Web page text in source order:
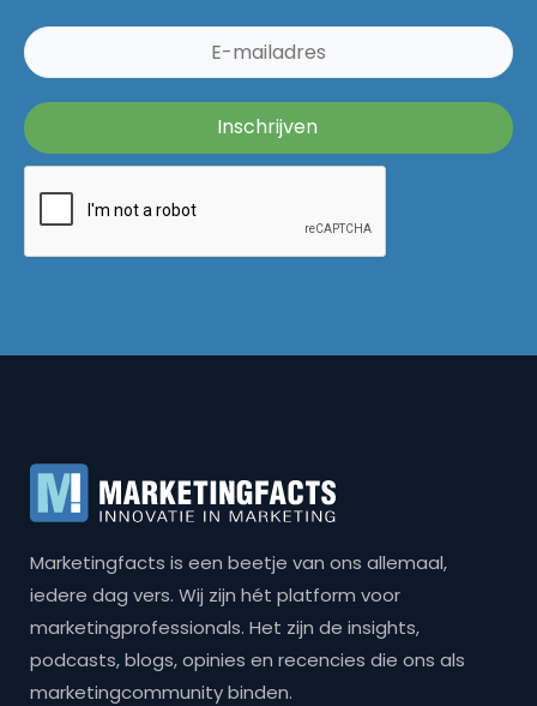
Marketingfacts is een beetje van ons allemaal,
iedere dag vers. Wij zijn hét platform voor
marketingprofessionals. Het zijn de insights,
podcasts, blogs, opinies en recencies die ons als
marketingcommunity binden.